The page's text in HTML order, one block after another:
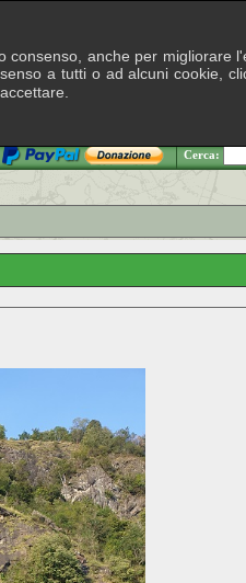
Cerca:
anche per migliorare
a tutti o ad alcuni cookie,